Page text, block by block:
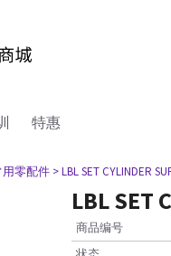
特惠
用零配件 > LBL SET CYLINDER
LBL SET
商品编号